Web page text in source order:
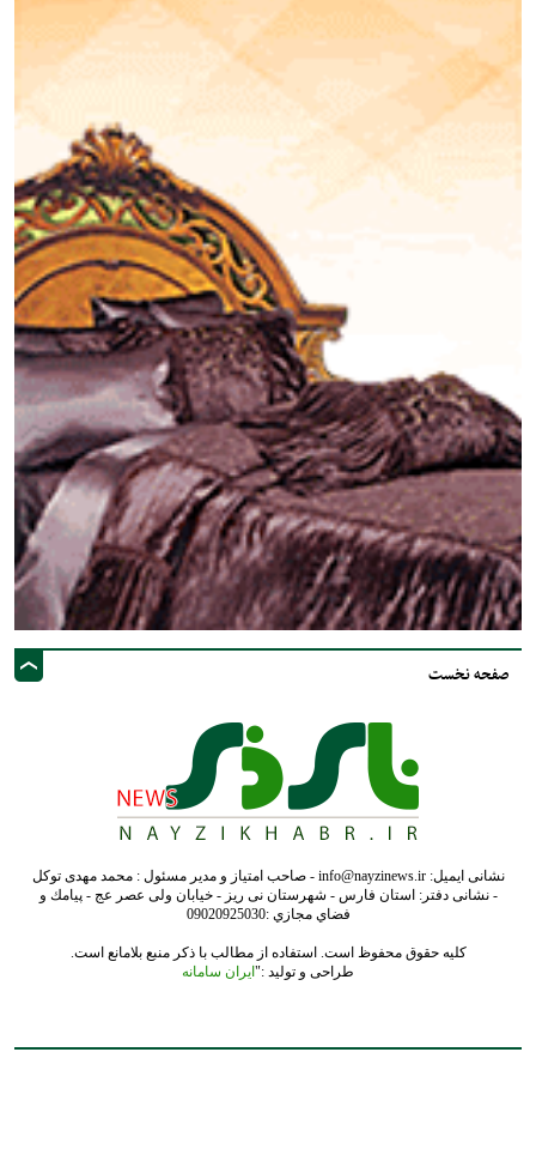
صفحه نخست
نشانی ایمیل: info@nayzinews.ir - صاحب امتیاز و مدیر مسئول : محمد مهدی توکل
- نشانی دفتر: استان فارس - شهرستان نی ریز - خیابان ولی عصر عج - پيامك و
فضاي مجازي :09020925030
کلیه حقوق محفوظ است. استفاده از مطالب با ذکر منبع بلامانع است.
طراحی و تولید :"ایران سامانه